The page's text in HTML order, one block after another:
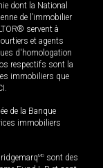
dont la National
de l’immobilier
servent à
et agents
d'homologation
respectifs sont la
immobiliers que
de la Banque
immobiliers
MD sont des